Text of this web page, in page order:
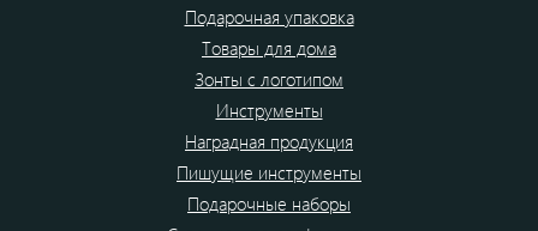
Подарочная упаковка
Товары для дома
Зонты с логотипом
Инструменты
Наградная продукция
Пишущие инструменты
Подарочные наборы